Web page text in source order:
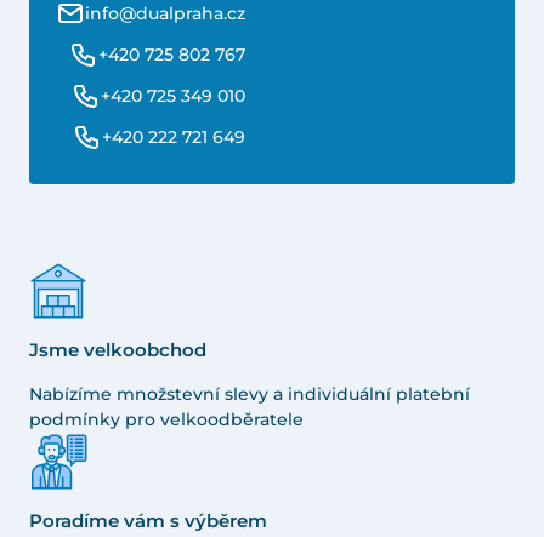
info@dualpraha.cz
+420 725 802 767
+420 725 349 010
+420 222 721 649
Jsme velkoobchod
Nabízíme množstevní slevy a individuální platební
podmínky pro velkoodběratele
Poradíme vám s výběrem